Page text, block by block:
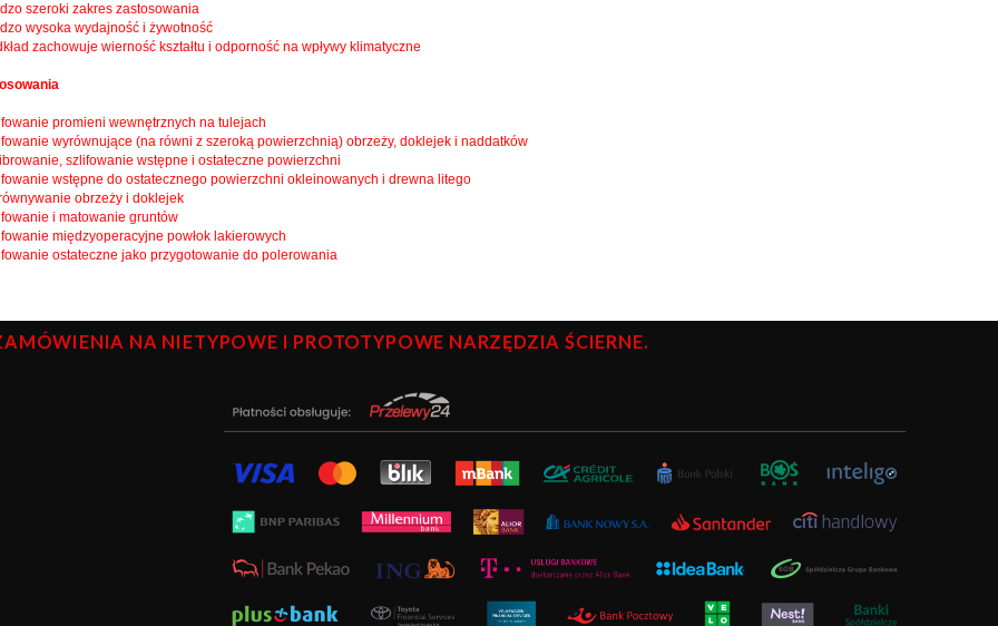
szeroki zakres zastosowania
wysoka wydajność i żywotność
zachowuje wierność kształtu i odporność na wpływy klimatyczne
promieni wewnętrznych na tulejach
wyrównujące (na równi z szeroką powierzchnią) obrzeży, doklejek i naddatków
szlifowanie wstępne i ostateczne powierzchni
wstępne do ostatecznego powierzchni okleinowanych i drewna litego
obrzeży i doklejek
i matowanie gruntów
międzyoperacyjne powłok lakierowych
ostateczne jako przygotowanie do polerowania
NA NIETYPOWE I PROTOTYPOWE NARZĘDZIA ŚCIERNE.